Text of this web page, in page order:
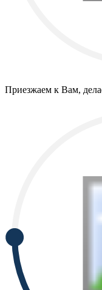
Приезжаем к Вам,